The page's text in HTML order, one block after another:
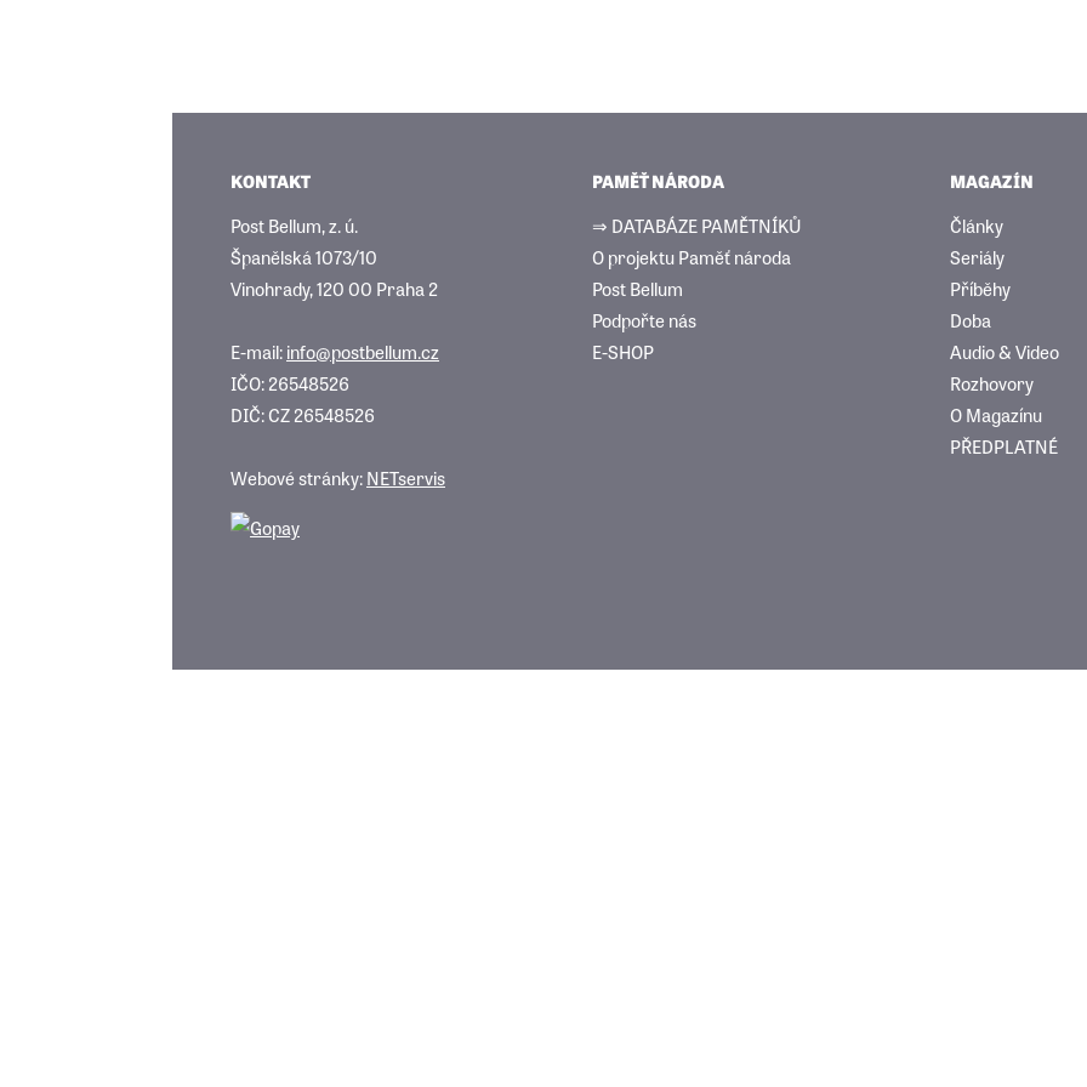
KONTAKT
Post Bellum, z. ú.
Španělská 1073/10
Vinohrady, 120 00 Praha 2
E-mail:info@postbellum.cz
IČO: 26548526
DIČ: CZ 26548526
Webové stránky:NETservis
PAMĚŤ NÁRODA
⇒ DATABÁZE PAMĚTNÍKŮ
O projektu Paměť národa
Post Bellum
Podpořte nás
E-SHOP
MAGAZÍN
Články
Seriály
Příběhy
Doba
Audio & Video
Rozhovory
O Magazínu
PŘEDPLATNÉ